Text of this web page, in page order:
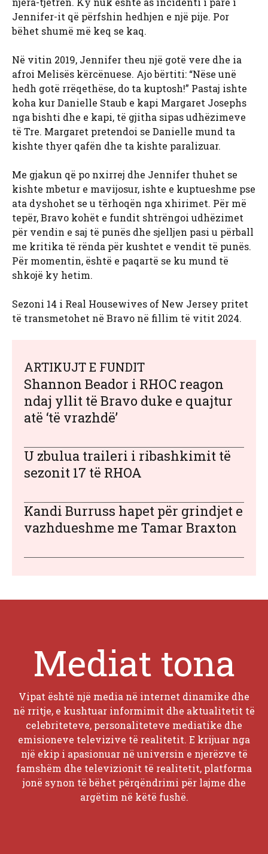
Jennifer-it që përfshin hedhjen e një pije. Por
bëhet shumë më keq se kaq.
Në vitin 2019, Jennifer theu një gotë vere dhe ia
afroi Melisës kërcënuese. Ajo bërtiti: “Nëse unë
hedh gotë rrëqethëse, do ta kuptosh!” Pastaj ishte
koha kur Danielle Staub e kapi Margaret Josephs
nga bishti dhe e kapi, të gjitha sipas udhëzimeve
të Tre. Margaret pretendoi se Danielle mund ta
kishte thyer qafën dhe ta kishte paralizuar.
Me gjakun që po nxirrej dhe Jennifer thuhet se
kishte mbetur e mavijosur, ishte e kuptueshme pse
ata dyshohet se u tërhoqën nga xhirimet. Për më
tepër, Bravo kohët e fundit shtrëngoi udhëzimet
për vendin e saj të punës dhe sjelljen pasi u përball
me kritika të rënda për kushtet e vendit të punës.
Për momentin, është e paqartë se ku mund të
shkojë ky hetim.
Sezoni 14 i Real Housewives of New Jersey pritet
të transmetohet në Bravo në fillim të vitit 2024.
ARTIKUJT E FUNDIT
Shannon Beador i RHOC reagon
ndaj yllit të Bravo duke e quajtur
atë ‘të vrazhdë’
U zbulua traileri i ribashkimit të
sezonit 17 të RHOA
Kandi Burruss hapet për grindjet e
vazhdueshme me Tamar Braxton
Mediat tona
Vipat është një media në internet dinamike dhe
në rritje, e kushtuar informimit dhe aktualitetit të
celebriteteve, personaliteteve mediatike dhe
emisioneve televizive të realitetit. E krijuar nga
një ekip i apasionuar në universin e njerëzve të
famshëm dhe televizionit të realitetit, platforma
jonë synon të bëhet përqëndrimi për lajme dhe
argëtim në këtë fushë.